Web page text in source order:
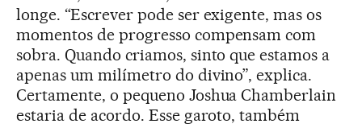
longe. “Escrever pode ser exigente, mas os
momentos de progresso compensam com
sobra. Quando criamos, sinto que estamos a
apenas um milímetro do divino”, explica.
Certamente, o pequeno Joshua Chamberlain
estaria de acordo. Esse garoto, também